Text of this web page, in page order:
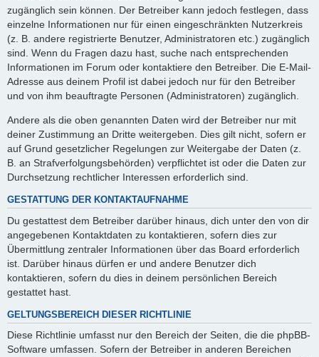
zugänglich sein können. Der Betreiber kann jedoch festlegen, dass
einzelne Informationen nur für einen eingeschränkten Nutzerkreis
(z. B. andere registrierte Benutzer, Administratoren etc.) zugänglich
sind. Wenn du Fragen dazu hast, suche nach entsprechenden
Informationen im Forum oder kontaktiere den Betreiber. Die E-Mail-
Adresse aus deinem Profil ist dabei jedoch nur für den Betreiber
und von ihm beauftragte Personen (Administratoren) zugänglich.
Andere als die oben genannten Daten wird der Betreiber nur mit
deiner Zustimmung an Dritte weitergeben. Dies gilt nicht, sofern er
auf Grund gesetzlicher Regelungen zur Weitergabe der Daten (z.
B. an Strafverfolgungsbehörden) verpflichtet ist oder die Daten zur
Durchsetzung rechtlicher Interessen erforderlich sind.
GESTATTUNG DER KONTAKTAUFNAHME
Du gestattest dem Betreiber darüber hinaus, dich unter den von dir
angegebenen Kontaktdaten zu kontaktieren, sofern dies zur
Übermittlung zentraler Informationen über das Board erforderlich
ist. Darüber hinaus dürfen er und andere Benutzer dich
kontaktieren, sofern du dies in deinem persönlichen Bereich
gestattet hast.
GELTUNGSBEREICH DIESER RICHTLINIE
Diese Richtlinie umfasst nur den Bereich der Seiten, die die phpBB-
Software umfassen. Sofern der Betreiber in anderen Bereichen